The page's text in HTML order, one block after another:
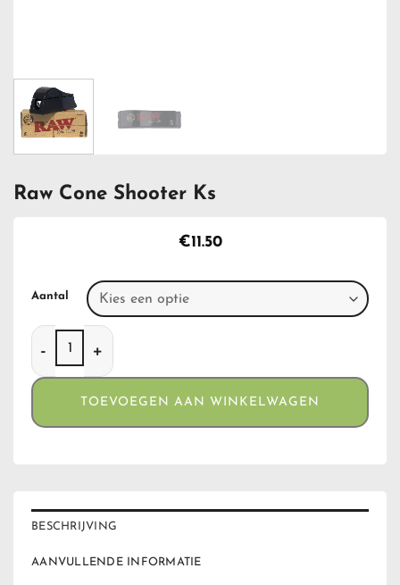
Raw Cone Shooter Ks
€11.50
Aantal
Raw Cone Shooter Ks aantal
TOEVOEGEN AAN WINKELWAGEN
BESCHRIJVING
AANVULLENDE INFORMATIE